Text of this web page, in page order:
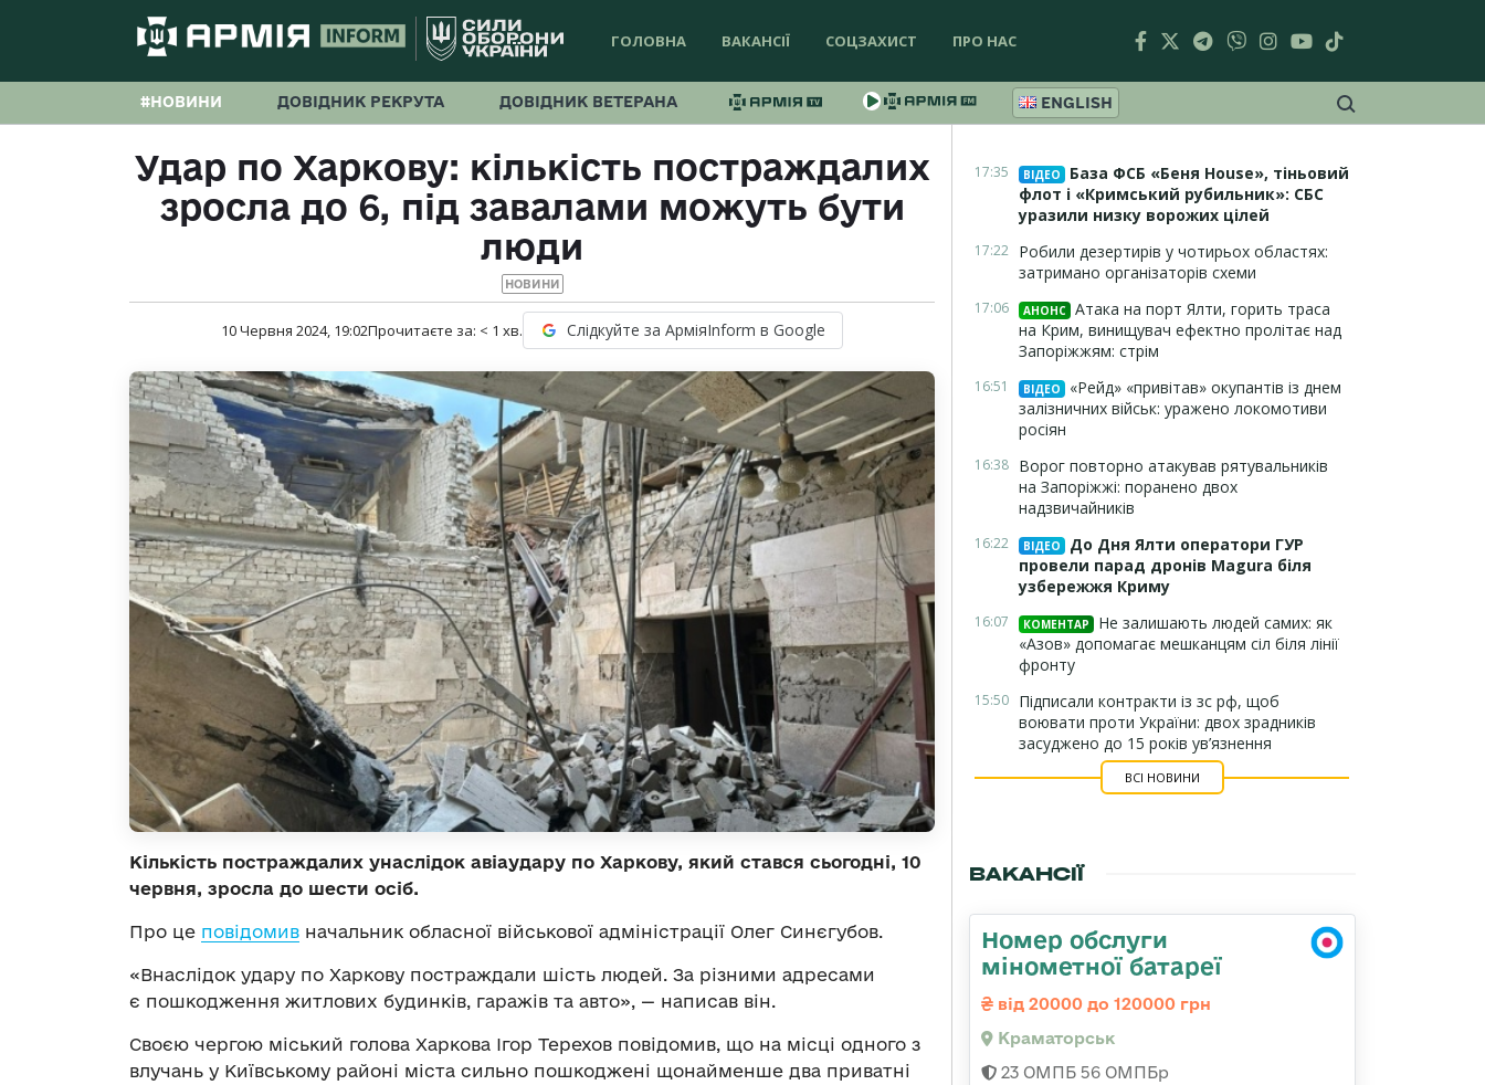
ГОЛОВНА ВАКАНСІЇ СОЦЗАХИСТ ПРО НАС
#НОВИНИ ДОВІДНИК РЕКРУТА ДОВІДНИК ВЕТЕРАНА ENGLISH
Удар по Харкову: кількість постраждалих
зросла до 6, під завалами можуть бути
люди
НОВИНИ
10 Червня 2024, 19:02Прочитаєте за: < 1 хв. Слідкуйте за АрміяInform в Google
Кількість постраждалих унаслідок авіаудару по Харкову, який стався сьогодні, 10
червня, зросла до шести осіб.
Про це повідомив начальник обласної військової адміністрації Олег Синєгубов.
«Внаслідок удару по Харкову постраждали шість людей. За різними адресами
є пошкодження житлових будинків, гаражів та авто», — написав він.
Своєю чергою міський голова Харкова Ігор Терехов повідомив, що на місці одного з
влучань у Київському районі міста сильно пошкоджені щонайменше два приватні
17:35 ВІДЕО
База ФСБ «Беня House», тіньовий
флот і «Кримський рубильник»: СБС
уразили низку ворожих цілей
17:22 Робили дезертирів у чотирьох областях:
затримано організаторів схеми
17:06 АНОНС Атака на порт Ялти, горить траса
на Крим, винищувач ефектно пролітає над
Запоріжжям: стрім
16:51 ВІДЕО
«Рейд» «привітав» окупантів із днем
залізничних військ: уражено локомотиви
росіян
16:38 Ворог повторно атакував рятувальників
на Запоріжжі: поранено двох
надзвичайників
16:22 ВІДЕО
До Дня Ялти оператори ГУР
провели парад дронів Magura біля
узбережжя Криму
16:07 КОМЕНТАР
Не залишають людей самих: як
«Азов» допомагає мешканцям сіл біля лінії
фронту
15:50 Підписали контракти із зс рф, щоб
воювати проти України: двох зрадників
засуджено до 15 років ув’язнення
ВСІ НОВИНИ
ВАКАНСІЇ
Номер обслуги
мінометної батареї
від 20000 до 120000 грн
Краматорськ
23 ОМПБ 56 ОМПБр